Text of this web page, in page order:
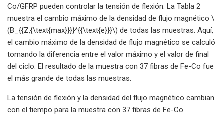
Co/GFRP pueden controlar la tensión de flexión. La Tabla 2
muestra el cambio máximo de la densidad de flujo magnético \
(B_{{Z,{\text{max}}}}^{{\text{e}}}\) de todas las muestras. Aquí,
el cambio máximo de la densidad de flujo magnético se calculó
tomando la diferencia entre el valor máximo y el valor de final
del ciclo. El resultado de la muestra con 37 fibras de Fe-Co fue
el más grande de todas las muestras.
La tensión de flexión y la densidad del flujo magnético cambian
con el tiempo para la muestra con 37 fibras de Fe-Co.